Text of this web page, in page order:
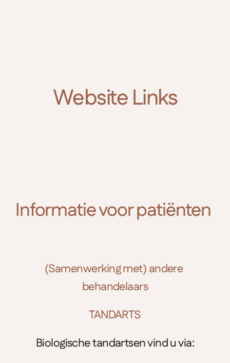
Website Links
Informatie voor patiënten
(Samenwerking met) andere
behandelaars
TANDARTS
Biologische tandartsen vind u via: